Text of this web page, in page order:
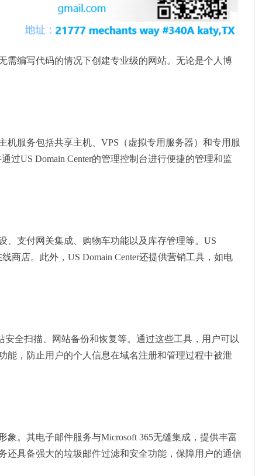
需编写代码的情况下创建专业级的网站。无论是个人博
机服务包括共享主机、VPS（虚拟专用服务器）和专用服
US Domain Center的管理控制台进行便捷的管理和监
、支付网关集成、购物车功能以及库存管理等。US
商店。此外，US Domain Center还提供营销工具，如电
安全扫描、网站备份和恢复等。通过这些工具，用户可以
能，防止用户的个人信息在域名注册和管理过程中被泄
。其电子邮件服务与Microsoft 365无缝集成，提供丰富
还具备强大的垃圾邮件过滤和安全功能，保障用户的通信